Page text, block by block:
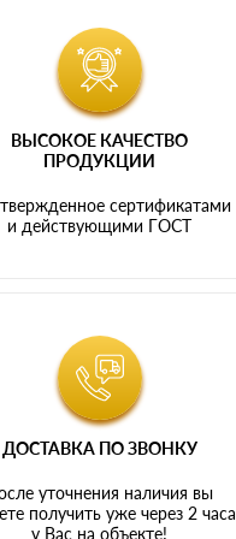
ВЫСОКОЕ КАЧЕСТВО
ПРОДУКЦИИ
сертификатами
и действующими ГОСТ
ДОСТАВКА ПО ЗВОНКУ
уточнения наличия вы
получить уже через 2 часа
у Вас на объекте!